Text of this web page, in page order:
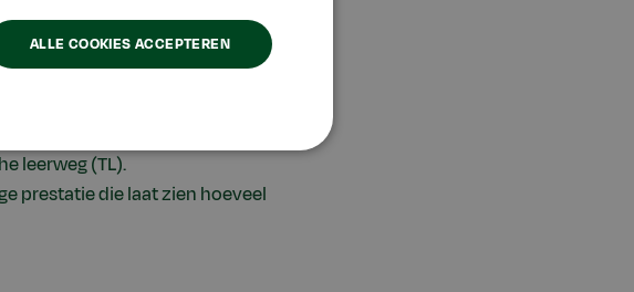
Van de 51 geslaagde GL-
ook een diploma in de
leerweg (TL).
prestatie die laat zien hoeveel
ALLE COOKIES ACCEPTEREN